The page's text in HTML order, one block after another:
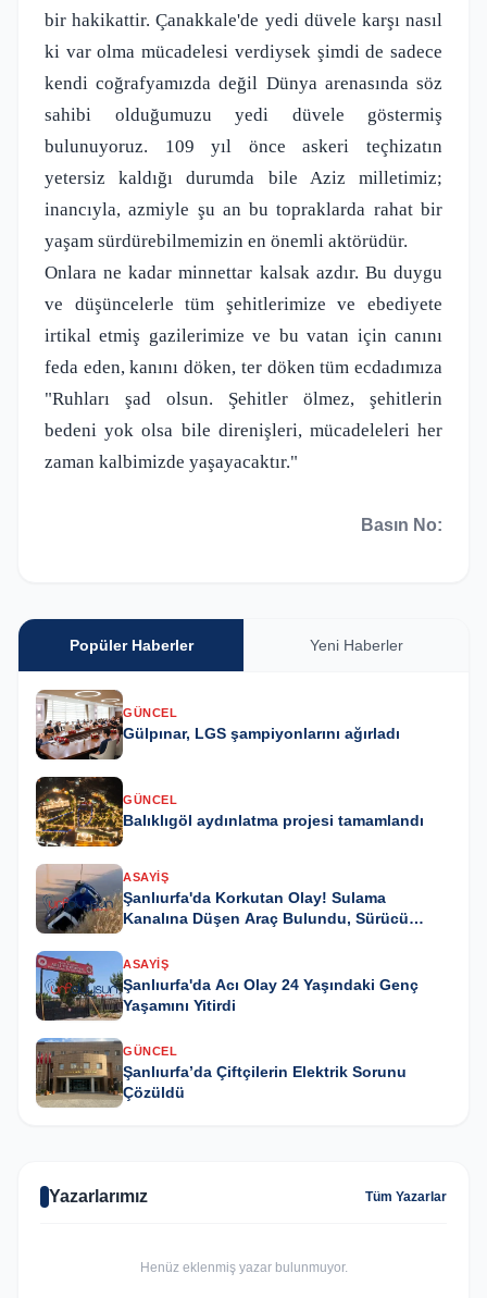
bir hakikattir. Çanakkale'de yedi düvele karşı nasıl
ki var olma mücadelesi verdiysek şimdi de sadece
kendi coğrafyamızda değil Dünya arenasında söz
sahibi olduğumuzu yedi düvele göstermiş
bulunuyoruz. 109 yıl önce askeri teçhizatın
yetersiz kaldığı durumda bile Aziz milletimiz;
inancıyla, azmiyle şu an bu topraklarda rahat bir
yaşam sürdürebilmemizin en önemli aktörüdür.
Onlara ne kadar minnettar kalsak azdır. Bu duygu
ve düşüncelerle tüm şehitlerimize ve ebediyete
irtikal etmiş gazilerimize ve bu vatan için canını
feda eden, kanını döken, ter döken tüm ecdadımıza
"Ruhları şad olsun. Şehitler ölmez, şehitlerin
bedeni yok olsa bile direnişleri, mücadeleleri her
zaman kalbimizde yaşayacaktır."
Basın No:
Popüler Haberler Yeni Haberler
GÜNCEL
Gülpınar, LGS şampiyonlarını ağırladı
GÜNCEL
Balıklıgöl aydınlatma projesi tamamlandı
ASAYIŞ
Şanlıurfa'da Korkutan Olay! Sulama
Kanalına Düşen Araç Bulundu, Sürücü
ASAYIŞ
Şanlıurfa'da Acı Olay 24 Yaşındaki Genç
Yaşamını Yitirdi
GÜNCEL
Şanlıurfa’da Çiftçilerin Elektrik Sorunu
Çözüldü
Yazarlarımız Tüm Yazarlar
Henüz eklenmiş yazar bulunmuyor.